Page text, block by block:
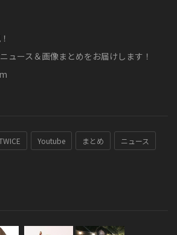
ュース＆画像まとめをお届けします！
Youtube まとめ ニュース